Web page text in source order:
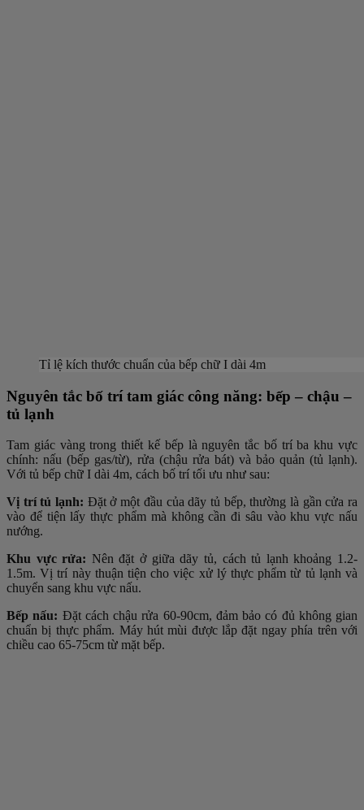
Tỉ lệ kích thước chuẩn của bếp chữ I dài 4m
Nguyên tắc bố trí tam giác công năng: bếp – chậu –
tủ lạnh
Tam giác vàng trong thiết kế bếp là nguyên tắc bố trí ba khu vực
chính: nấu (bếp gas/từ), rửa (chậu rửa bát) và bảo quản (tủ lạnh).
Với tủ bếp chữ I dài 4m, cách bố trí tối ưu như sau:
Vị trí tủ lạnh: Đặt ở một đầu của dãy tủ bếp, thường là gần cửa ra
vào để tiện lấy thực phẩm mà không cần đi sâu vào khu vực nấu
nướng.
Khu vực rửa: Nên đặt ở giữa dãy tủ, cách tủ lạnh khoảng 1.2-
1.5m. Vị trí này thuận tiện cho việc xử lý thực phẩm từ tủ lạnh và
chuyển sang khu vực nấu.
Bếp nấu: Đặt cách chậu rửa 60-90cm, đảm bảo có đủ không gian
chuẩn bị thực phẩm. Máy hút mùi được lắp đặt ngay phía trên với
chiều cao 65-75cm từ mặt bếp.